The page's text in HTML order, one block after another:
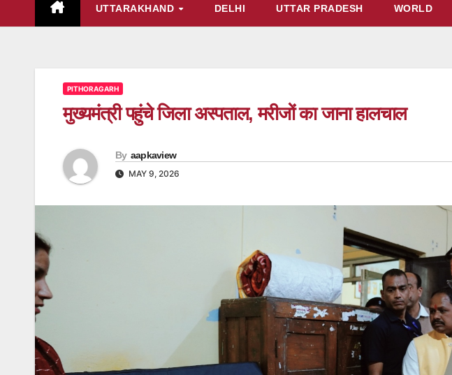
UTTARAKHAND DELHI UTTAR PRADESH WORLD
PITHORAGARH
मुख्यमंत्री पहुंचे जिला अस्पताल, मरीजों का जाना हालचाल
By aapkaview
MAY 9, 2026